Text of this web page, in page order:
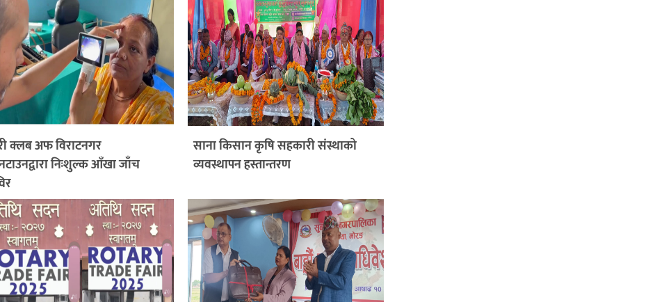
क्लब अफ विराटनगर
निःशुल्क आँखा जाँच
साना किसान कृषि सहकारी संस्थाको
व्यवस्थापन हस्तान्तरण